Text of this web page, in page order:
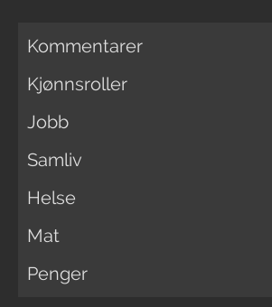
Kommentarer
Kjønnsroller
Jobb
Samliv
Helse
Mat
Penger